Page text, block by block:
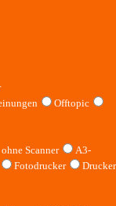
Offtopic
Scanner
A3-
Fotodrucker
Drucker